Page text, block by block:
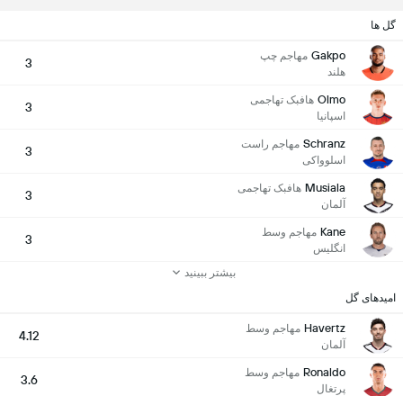
گل ها
Gakpo مهاجم چپ
هلند
3
Olmo هافبک تهاجمی
اسپانیا
3
Schranz مهاجم راست
اسلوواکی
3
Musiala هافبک تهاجمی
آلمان
3
Kane مهاجم وسط
انگلیس
3
بیشتر ببینید
امیدهای گل
Havertz مهاجم وسط
آلمان
4.12
Ronaldo مهاجم وسط
پرتغال
3.6